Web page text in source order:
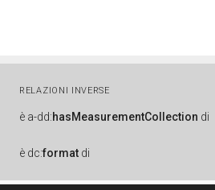
RELAZIONI INVERSE
è a-dd:hasMeasurementCollection di
è dc:format di